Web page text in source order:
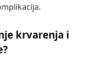
krvarenja i